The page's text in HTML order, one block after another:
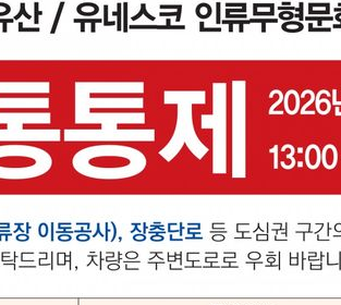
장 끼임 사망 관련 압수수색
원
보합…1%대 상승 출발
상승한 807.62개장
오른 6365.07 개장
스 폭발.. 14명 부상, 3명은 중
폭염중대경보'
대치로 남부 케슘섬에서 두차
생제품 15% 관세, 120일 후